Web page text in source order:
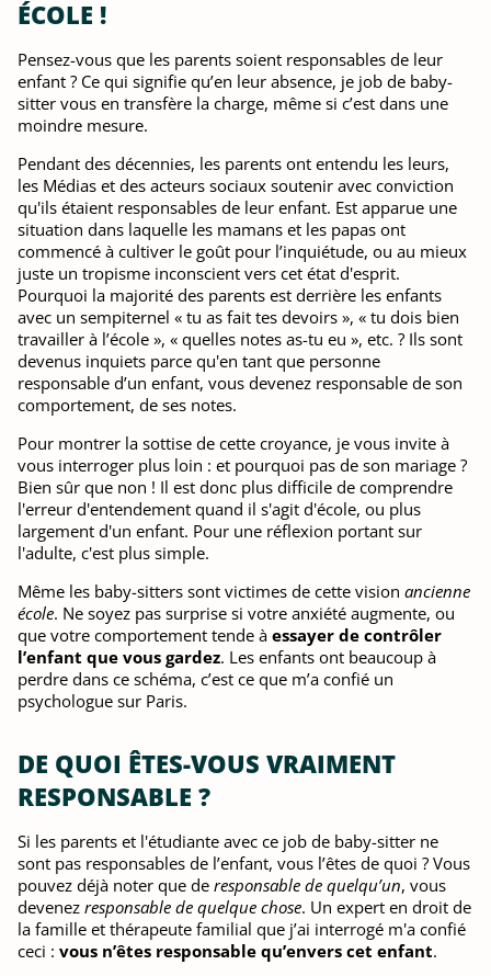
ÉCOLE !
Pensez-vous que les parents soient responsables de leur
enfant ? Ce qui signifie qu’en leur absence, je job de baby-
sitter vous en transfère la charge, même si c’est dans une
moindre mesure.
Pendant des décennies, les parents ont entendu les leurs,
les Médias et des acteurs sociaux soutenir avec conviction
qu'ils étaient responsables de leur enfant. Est apparue une
situation dans laquelle les mamans et les papas ont
commencé à cultiver le goût pour l’inquiétude, ou au mieux
juste un tropisme inconscient vers cet état d'esprit.
Pourquoi la majorité des parents est derrière les enfants
avec un sempiternel « tu as fait tes devoirs », « tu dois bien
travailler à l’école », « quelles notes as-tu eu », etc. ? Ils sont
devenus inquiets parce qu'en tant que personne
responsable d’un enfant, vous devenez responsable de son
comportement, de ses notes.
Pour montrer la sottise de cette croyance, je vous invite à
vous interroger plus loin : et pourquoi pas de son mariage ?
Bien sûr que non ! Il est donc plus difficile de comprendre
l'erreur d'entendement quand il s'agit d'école, ou plus
largement d'un enfant. Pour une réflexion portant sur
l'adulte, c'est plus simple.
Même les baby-sitters sont victimes de cette vision ancienne
école. Ne soyez pas surprise si votre anxiété augmente, ou
que votre comportement tende à essayer de contrôler
l’enfant que vous gardez. Les enfants ont beaucoup à
perdre dans ce schéma, c’est ce que m’a confié un
psychologue sur Paris.
DE QUOI ÊTES-VOUS VRAIMENT
RESPONSABLE ?
Si les parents et l'étudiante avec ce job de baby-sitter ne
sont pas responsables de l’enfant, vous l’êtes de quoi ? Vous
pouvez déjà noter que de responsable de quelqu’un, vous
devenez responsable de quelque chose. Un expert en droit de
la famille et thérapeute familial que j’ai interrogé m'a confié
ceci : vous n’êtes responsable qu’envers cet enfant.